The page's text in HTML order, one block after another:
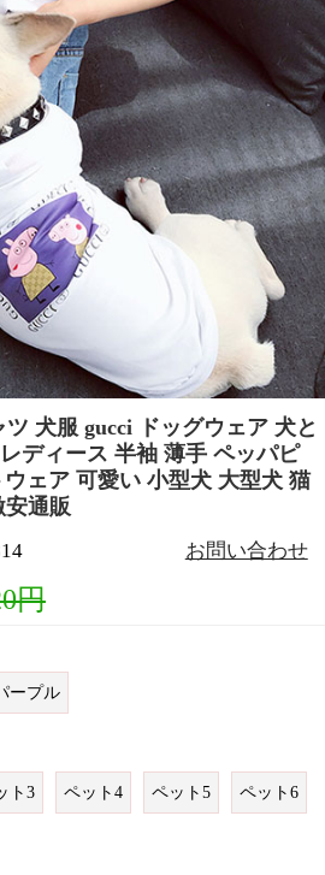
犬服 gucci ドッグウェア 犬と
ディース 半袖 薄手 ペッパピ
ウェア 可愛い 小型犬 大型犬 猫
安通販
お問い合わせ
円
ープル
ト3 ペット4 ペット5 ペット6